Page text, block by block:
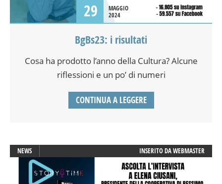
29
MAGGIO
2024
BgBs23: i risultati
Cosa ha prodotto l’anno della Cultura? Alcune
riflessioni e un po’ di numeri
CONTINUA A LEGGERE
NEWS INSERITO DAWEBMASTER